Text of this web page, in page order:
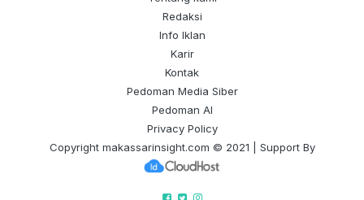
Redaksi
Info Iklan
Karir
Kontak
Pedoman Media Siber
Pedoman AI
Privacy Policy
Copyright makassarinsight.com © 2021 | Support By